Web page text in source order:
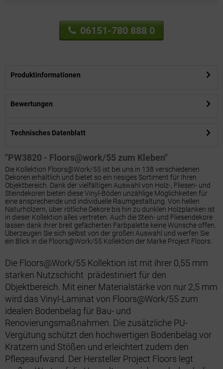
06151-780 888 0
Produktinformationen
Bewertungen
Technisches Datenblatt
"PW3820 - Floors@work/55 zum Kleben"
Die Kollektion Floors@Work/55 ist bei uns in 138 verschiedenen
Dekoren erhältlich und bietet so ein riesiges Sortiment für Ihren
Objektbereich. Dank der vielfältigen Auswahl von Holz-, Fliesen- und
Steindekoren bieten diese Vinyl-Böden unzählige Möglichkeiten für
eine ansprechende und individuelle Raumgestaltung. Von hellen
Naturhölzern, über rötliche Dekore bis hin zu dunklen Holzplanken ist
in dieser Kollektion alles vertreten. Auch die Stein- und Fliesendekore
lassen dank ihrer breit gefächerten Farbpalette keine Wünsche offen.
Überzeugen Sie sich selbst von der großen Auswahl und werfen Sie
ein Blick in die Floors@Work/55 Kollektion der Marke Project Floors.
Die Floors@Work/55 Kollektion ist mit ihrer 0,55 mm
starken Nutzschicht prädestiniert für den
Objektbereich. Mit einer Materialstärke von nur 2,5 mm
wird das Vinyl-Laminat von Floors@Work/55 zum
idealen Bodenbelag für Bau- und
Renovierungsmaßnahmen. Die zusätzliche PU-
Vergütung schützt den hochwertigen Bodenbelag vor
Kratzern und Stößen und erleichtert zudem den
Pflegeaufwand. Der Hersteller Project Floors legt